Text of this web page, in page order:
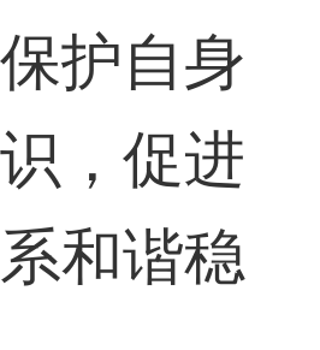
护自身
，促进
和谐稳